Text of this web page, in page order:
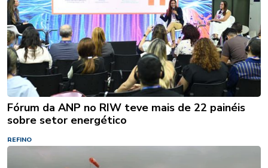
Fórum da ANP no RIW teve mais de 22 painéis
sobre setor energético
REFINO